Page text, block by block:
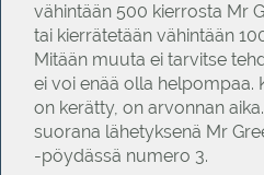
vähintään 500 kierrosta Mr
tai kierrätetään vähintään
Mitään muuta ei tarvitse
ei voi enää olla helpompaa.
on kerätty, on arvonnan
suorana lähetyksenä Mr
-pöydässä numero 3.